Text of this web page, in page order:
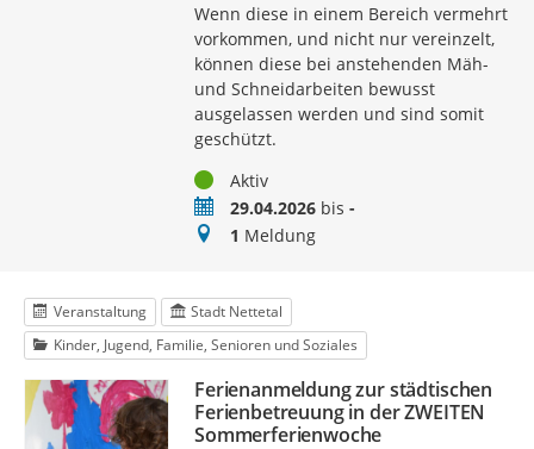
Wenn diese in einem Bereich vermehrt
vorkommen, und nicht nur vereinzelt,
können diese bei anstehenden Mäh-
und Schneidarbeiten bewusst
ausgelassen werden und sind somit
geschützt.
StatusAktiv
Zeitraum29.04.2026bis -
Meldungen
1 Meldung
Veranstaltung
Stadt Nettetal
Kinder, Jugend, Familie, Senioren und Soziales
Ferienanmeldung zur städtischen
Ferienbetreuung in der ZWEITEN
Sommerferienwoche